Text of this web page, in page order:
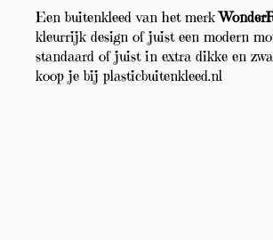
Een buitenkleed van het merk
kleurrijk design of juist een modern
standaard of juist in extra dikke en
koop je bij plasticbuitenkleed.nl